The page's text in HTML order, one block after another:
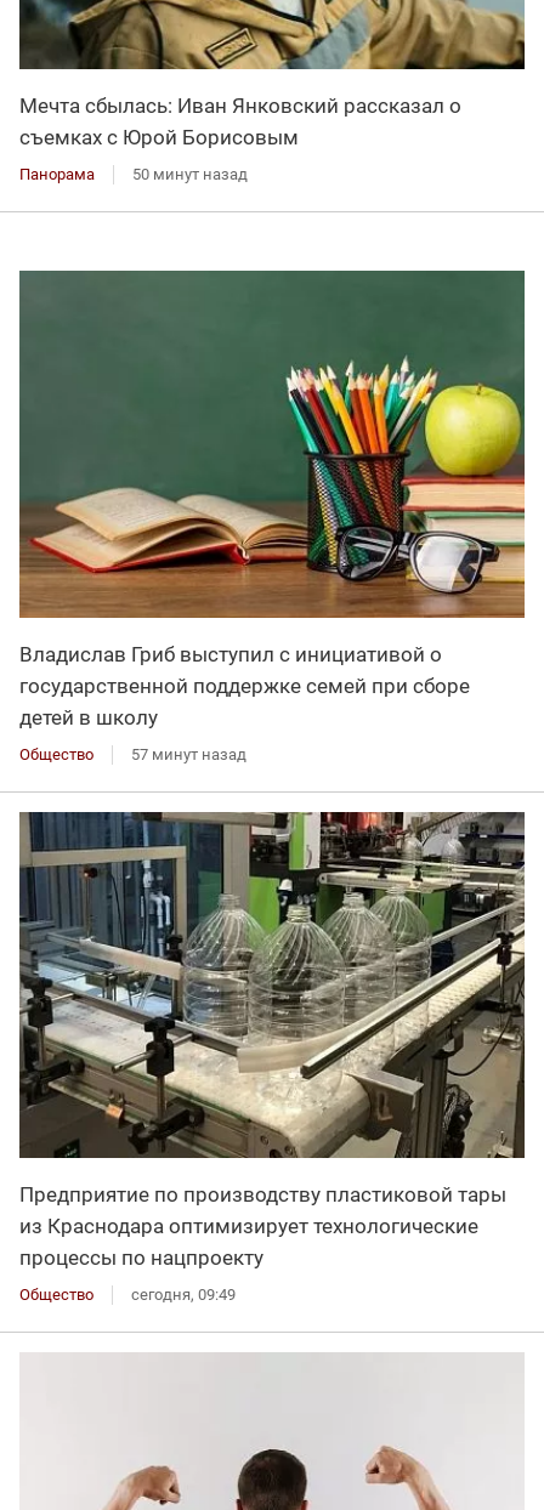
Мечта сбылась: Иван Янковский рассказал о
съемках с Юрой Борисовым
Панорама 50 минут назад
Владислав Гриб выступил с инициативой о
государственной поддержке семей при сборе
детей в школу
Общество 57 минут назад
Предприятие по производству пластиковой тары
из Краснодара оптимизирует технологические
процессы по нацпроекту
Общество сегодня, 09:49